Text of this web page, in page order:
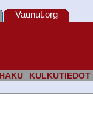
HAKU KULKUTIEDOT
Vaunut.org